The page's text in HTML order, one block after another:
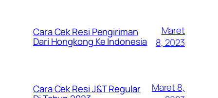
Cara Cek Resi Pengiriman
Dari Hongkong Ke Indonesia
Maret
8, 2023
Cara Cek Resi J&T Regular
Maret 8,